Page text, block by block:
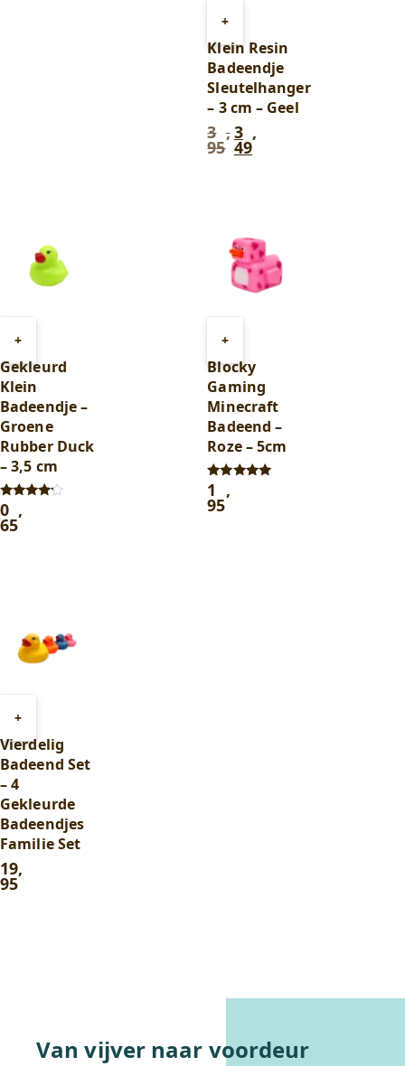
+
aan
winkelwagen
Klein Resin
Badeendje
Sleutelhanger
– 3 cm – Geel
3 ,
95
Oorspronkelijke
prijs
3 ,
49
+
aan
winkelwagen
Gekleurd
Klein
Badeendje –
Groene
Rubber Duck
– 3,5 cm
Gewaardeerd
4.00
uit 5
0 ,
65
+
winkelwagen
Blocky
Gaming
Minecraft
Badeend –
Roze – 5cm
Gewaardeerd
5.00
uit 5
1 ,
95
+
aan
winkelwagen
Vierdelig
Badeend Set
– 4
Gekleurde
Badeendjes
Familie Set
19,
95
Van vijver naar voordeur